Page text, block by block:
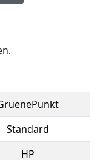
Standard
HP